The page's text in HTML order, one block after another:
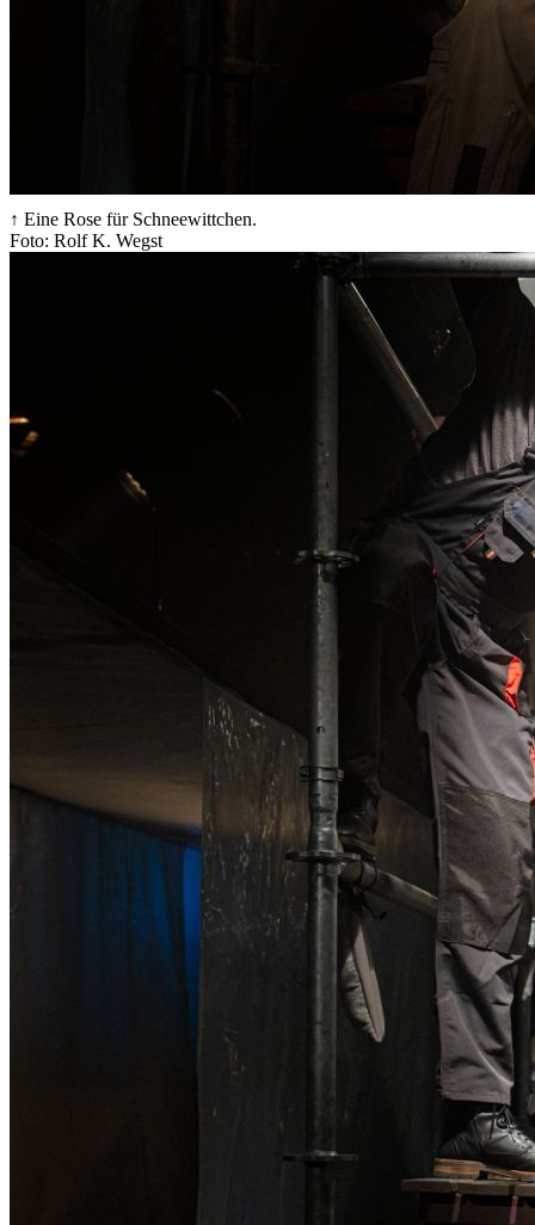
↑ Eine Rose für Schneewittchen.
Foto: Rolf K. Wegst